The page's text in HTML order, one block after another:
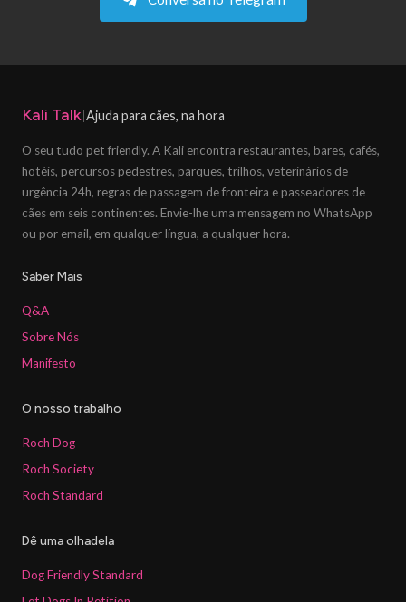
Kali Talk Ajuda para cães, na hora
O seu tudo pet friendly. A Kali encontra restaurantes, bares, cafés,
hotéis, percursos pedestres, parques, trilhos, veterinários de
urgência 24h, regras de passagem de fronteira e passeadores de
cães em seis continentes. Envie-lhe uma mensagem no WhatsApp
ou por email, em qualquer língua, a qualquer hora.
Saber Mais
Q&A
Sobre Nós
Manifesto
O nosso trabalho
Roch Dog
Roch Society
Roch Standard
Dê uma olhadela
Dog Friendly Standard